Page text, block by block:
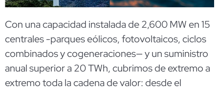
Con una capacidad instalada de 2,600 MW en 15
centrales -parques eólicos, fotovoltaicos, ciclos
combinados y cogeneraciones— y un suministro
anual superior a 20 TWh, cubrimos de extremo a
extremo toda la cadena de valor: desde el